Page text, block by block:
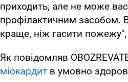
приходить, але не може
профілактичним засобом.
краще, ніж гасити пожежу",
Як повідомляв
міокардит в умовно